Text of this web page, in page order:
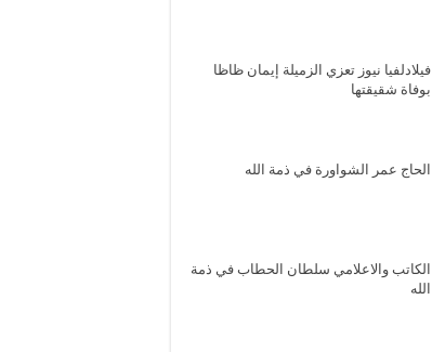
فيلادلفيا نيوز تعزي الزميلة إيمان ظاظا
بوفاة شقيقتها
الحاج عمر الشواورة في ذمة الله
الكاتب والاعلامي سلطان الحطاب في ذمة
الله